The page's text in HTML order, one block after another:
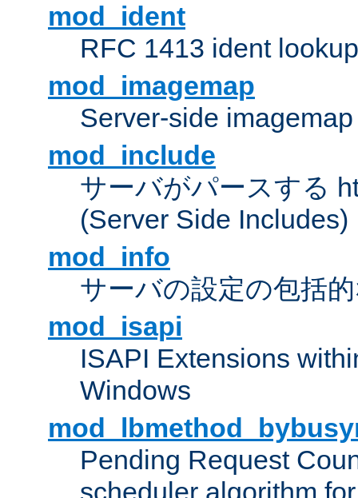
mod_ident
RFC 1413 ident
mod_imagemap
Server-side
mod_include
サーバがパースする
(Server Side Includes)
mod_info
サーバの設定の包括
mod_isapi
ISAPI Extensions
Windows
Pending Request
scheduler algorithm for